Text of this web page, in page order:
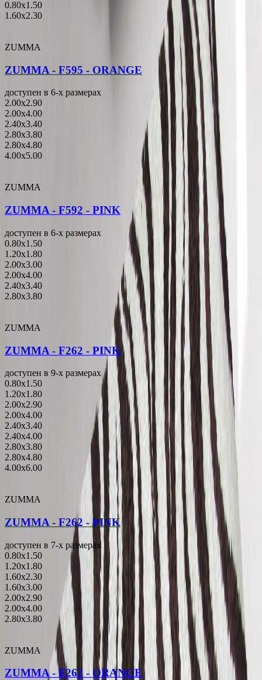
0.80x1.50
1.60x2.30
ZUMMA
ZUMMA - F595 - ORANGE
доступен в 6-x размерах
2.00x2.90
2.00x4.00
2.40x3.40
2.80x3.80
2.80x4.80
4.00x5.00
ZUMMA
ZUMMA - F592 - PINK
доступен в 6-x размерах
0.80x1.50
1.20x1.80
2.00x3.00
2.00x4.00
2.40x3.40
2.80x3.80
ZUMMA
ZUMMA - F262 - PINK
доступен в 9-x размерах
0.80x1.50
1.20x1.80
2.00x2.90
2.00x4.00
2.40x3.40
2.40x4.00
2.80x3.80
2.80x4.80
4.00x6.00
ZUMMA
ZUMMA - F262 - PINK
доступен в 7-x размерах
0.80x1.50
1.20x1.80
1.60x2.30
1.60x3.00
2.00x2.90
2.00x4.00
2.80x3.80
ZUMMA
ZUMMA - F262 - ORANGE